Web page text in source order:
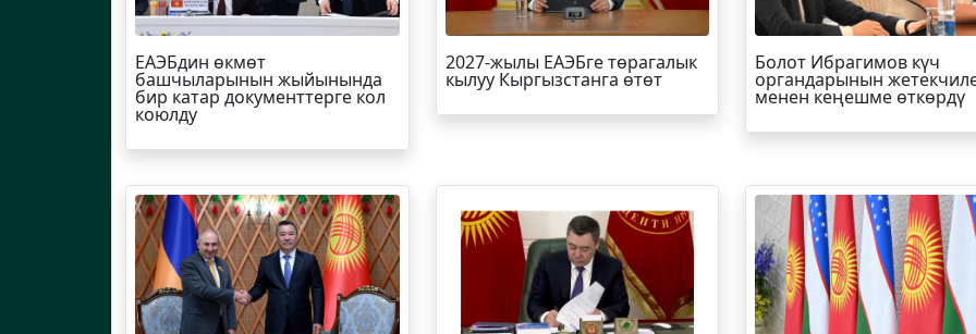
ЕАЭБдин өкмөт
башчыларынын жыйынында
бир катар документтерге кол
коюлду
2027-жылы ЕАЭБге төрагалык
кылуу Кыргызстанга өтөт
Болот Ибрагимов күч
органдарынын
менен кеңешме өткөрдү